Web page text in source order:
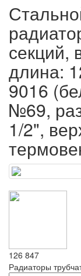
секций,
длина:
9016
№69,
1/2",
126 847
Радиаторы